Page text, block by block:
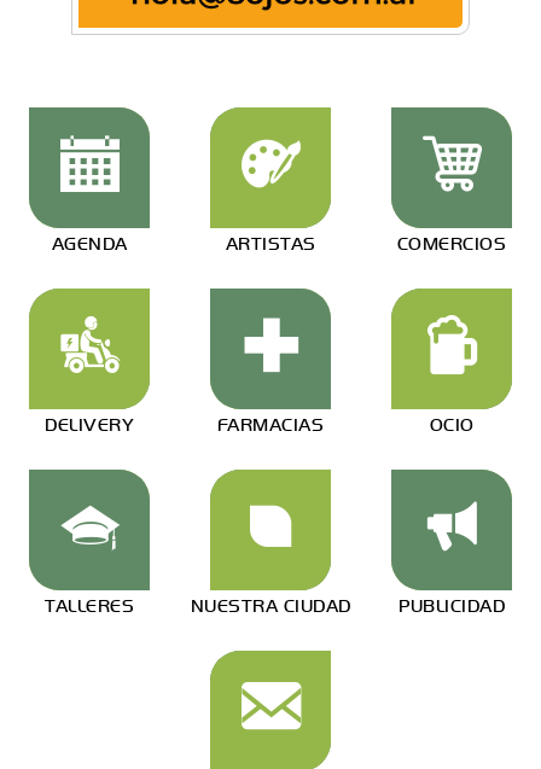
AGENDA ARTISTAS COMERCIOS
DELIVERY FARMACIAS OCIO
TALLERES NUESTRA CIUDAD PUBLICIDAD